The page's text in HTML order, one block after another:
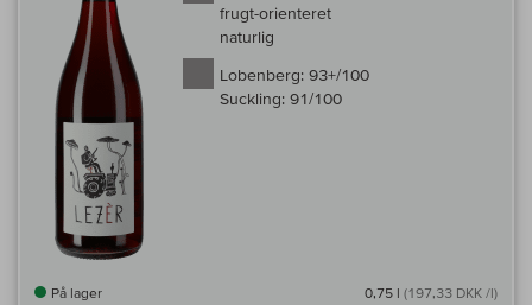
frugt-orienteret
naturlig
Lobenberg: 93+/100
Suckling: 91/100
På lager 0,75 l (197,33 DKK /l)